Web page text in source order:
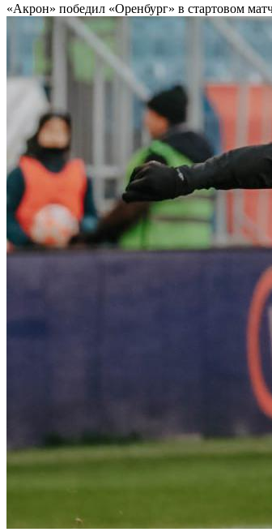
«Акрон» победил «Оренбург» в стартовом